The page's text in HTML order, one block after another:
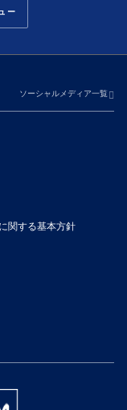
ー
ソーシャルメディア一覧
関する基本方針